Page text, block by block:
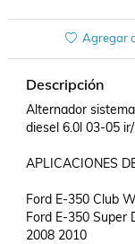
Agregar
Descripción
Alternador
diesel 6.0l 03-05
APLICACIONES
Ford E-350 Club
Ford E-350 Super
2008 2010